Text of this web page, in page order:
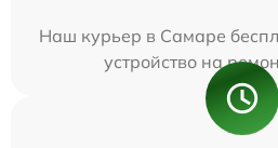
Наш курьер в Самаре
устройство на